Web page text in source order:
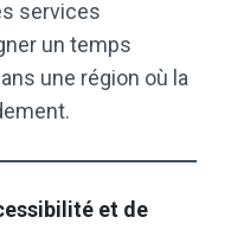
services
un temps
une région où la
et de